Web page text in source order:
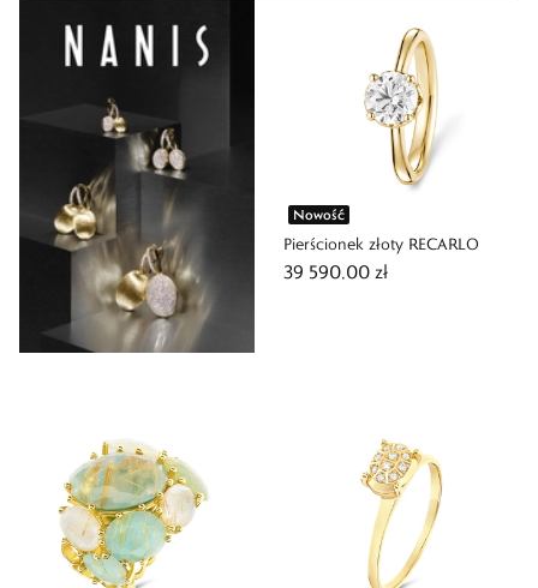
Nowość
Pierścionek złoty RECARLO
39 590,00 zł